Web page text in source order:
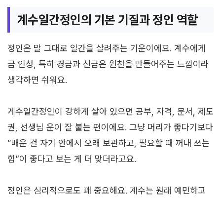
계수일간정인의 기본 기질과 정인 역할
정인은 말 그대로 일간을 살려주는 기운이에요. 계수에게
금 인성, 특히 경금과 신금은 원천을 만들어주는 느낌이라
생각하면 쉬워요.
계수일간정인이 강하게 살아 있으면 공부, 자격, 문서, 제도
권, 선생님 운이 잘 붙는 편이에요. 그냥 머리가 좋다기보다
“배운 걸 자기 안에서 오래 보관하고, 필요할 때 꺼내 쓰는
힘”이 좋다고 보는 게 더 맞더라고요.
정인은 심리적으로도 꽤 중요해요. 계수는 원래 예민하고